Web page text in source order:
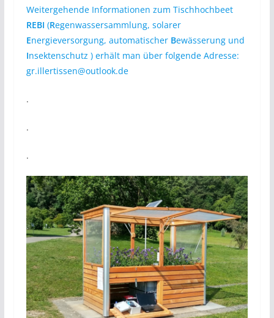
Weitergehende Informationen zum Tischhochbeet
REBI (Regenwassersammlung, solarer
Energieversorgung, automatischer Bewässerung und
Insektenschutz ) erhält man über folgende Adresse:
gr.illertissen@outlook.de
.
.
.